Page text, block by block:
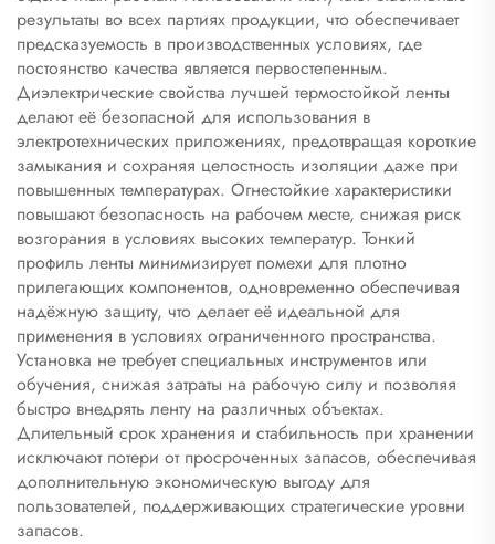
результаты во всех партиях продукции, что обеспечивает
предсказуемость в производственных условиях, где
постоянство качества является первостепенным.
Диэлектрические свойства лучшей термостойкой ленты
делают её безопасной для использования в
электротехнических приложениях, предотвращая короткие
замыкания и сохраняя целостность изоляции даже при
повышенных температурах. Огнестойкие характеристики
повышают безопасность на рабочем месте, снижая риск
возгорания в условиях высоких температур. Тонкий
профиль ленты минимизирует помехи для плотно
прилегающих компонентов, одновременно обеспечивая
надёжную защиту, что делает её идеальной для
применения в условиях ограниченного пространства.
Установка не требует специальных инструментов или
обучения, снижая затраты на рабочую силу и позволяя
быстро внедрять ленту на различных объектах.
Длительный срок хранения и стабильность при хранении
исключают потери от просроченных запасов, обеспечивая
дополнительную экономическую выгоду для
пользователей, поддерживающих стратегические уровни
запасов.